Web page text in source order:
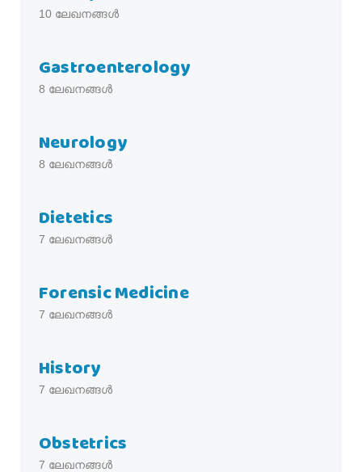
10 ലേഖനങ്ങൾ
Gastroenterology
8 ലേഖനങ്ങൾ
Neurology
8 ലേഖനങ്ങൾ
Dietetics
7 ലേഖനങ്ങൾ
Forensic Medicine
7 ലേഖനങ്ങൾ
History
7 ലേഖനങ്ങൾ
Obstetrics
7 ലേഖനങ്ങൾ